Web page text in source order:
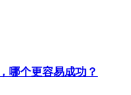
哪个更容易成功？